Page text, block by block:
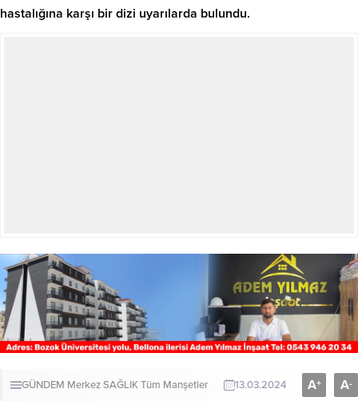
hastalığına karşı bir dizi uyarılarda bulundu.
GÜNDEM MerkezSAĞLIKTüm Manşetler 13.03.2024 A+ A-